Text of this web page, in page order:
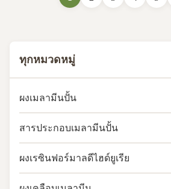
melamine mould powder is
ทุกหมวดหมู่
ผงเมลามีนปั้น
สารประกอบเมลามีนปั้น
ผงเรซินฟอร์มาลดีไฮด์ยูเรีย